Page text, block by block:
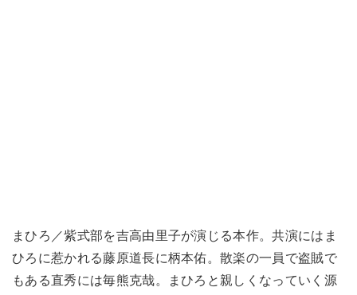
まひろ／紫式部を吉高由里子が演じる本作。共演にはま
ひろに惹かれる藤原道長に柄本佑。散楽の一員で盗賊で
もある直秀には毎熊克哉。まひろと親しくなっていく源